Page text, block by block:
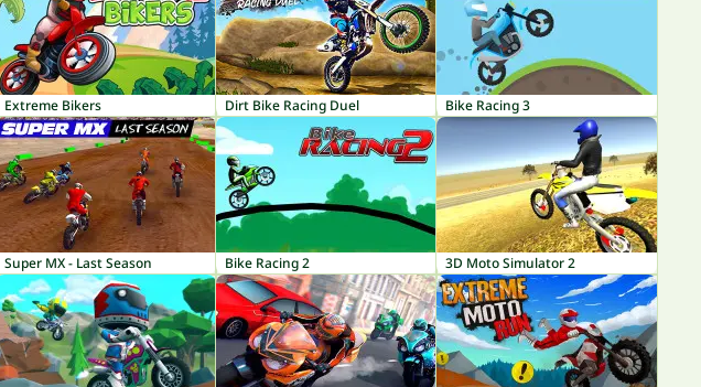
Extreme Bikers Dirt Bike Racing Duel Bike Racing 3
Super MX - Last Season Bike Racing 2 3D Moto Simulator 2